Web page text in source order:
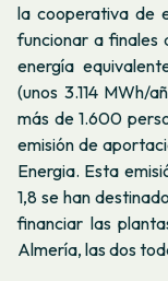
la cooperativa de
funcionar a finales
energía
(unos 3.114 MWh/
más de 1.600
emisión de
Energia. Esta
1,8 se han
financiar las
Almería, las dos